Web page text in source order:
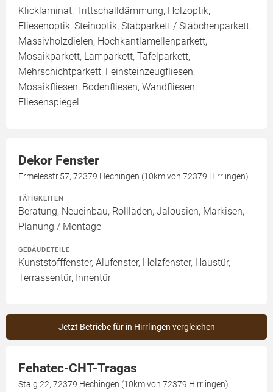
Klicklaminat, Trittschalldämmung, Holzoptik,
Fliesenoptik, Steinoptik, Stabparkett / Stäbchenparkett,
Massivholzdielen, Hochkantlamellenparkett,
Mosaikparkett, Lamparkett, Tafelparkett,
Mehrschichtparkett, Feinsteinzeugfliesen,
Mosaikfliesen, Bodenfliesen, Wandfliesen,
Fliesenspiegel
Dekor Fenster
Ermelesstr.57, 72379 Hechingen (10km von 72379 Hirrlingen)
TÄTIGKEITEN
Beratung, Neueinbau, Rollläden, Jalousien, Markisen,
Planung / Montage
GEBÄUDETEILE
Kunststofffenster, Alufenster, Holzfenster, Haustür,
Terrassentür, Innentür
Jetzt Betriebe für in Hirrlingen vergleichen
Fehatec-CHT-Tragas
Staig 22, 72379 Hechingen (10km von 72379 Hirrlingen)